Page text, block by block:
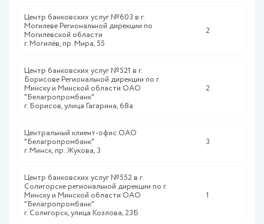
Центр банковских услуг №603 в г.
Могилеве Региональной дирекции по
Могилевской области
г. Могилёв, пр. Мира, 55
2
Центр банковских услуг №521 в г.
Борисове Региональной дирекции по г.
Минску и Минской области ОАО
"Белагропромбанк"
г. Борисов, улица Гагарина, 68а
2
Центральный клиент-офис ОАО
"Белагропромбанк"
г. Минск, пр. Жукова, 3
3
Центр банковских услуг №552 в г.
Солигорске региональной дирекции по г.
Минску и Минской области ОАО
"Белагропромбанк"
г. Солигорск, улица Козлова, 23Б
1